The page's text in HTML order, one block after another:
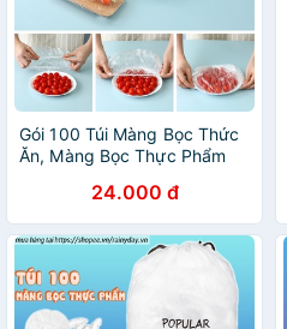
Gói 100 Túi Màng Bọc Thức
Ăn, Màng Bọc Thực Phẩm
Minh Tái Sử Dụng
24.000 đ